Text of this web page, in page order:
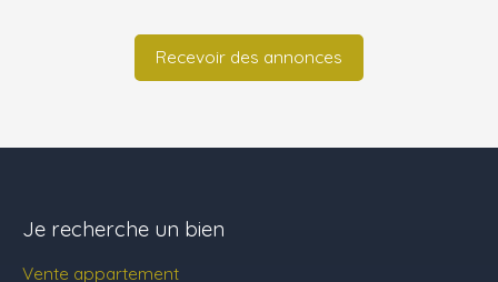
Recevoir des annonces
Je recherche un bien
Vente appartement